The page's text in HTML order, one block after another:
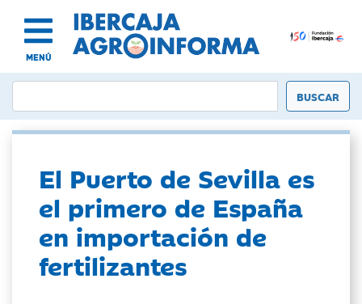
MENÚ
El Puerto de Sevilla es
el primero de España
en importación de
fertilizantes